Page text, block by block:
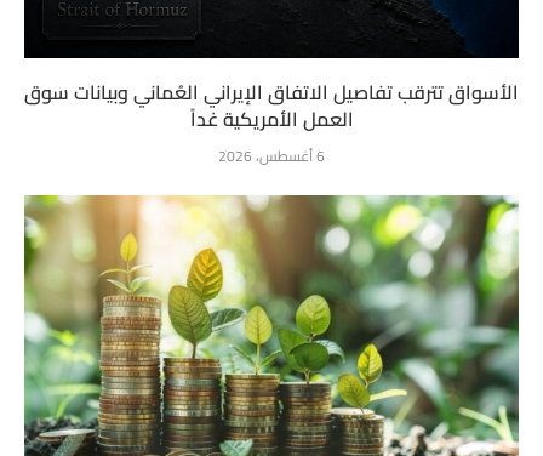
الأسواق تترقب تفاصيل الاتفاق الإيراني العُماني وبيانات سوق
العمل الأمريكية غداً
6 أغسطس، 2026